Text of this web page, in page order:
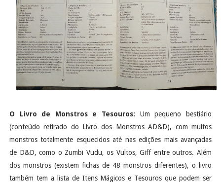
O Livro de Monstros e Tesouros: Um pequeno bestiário
(conteúdo retirado do Livro dos Monstros AD&D), com muitos
monstros totalmente esquecidos até nas edições mais avançadas
de D&D, como o Zumbi Vudu, os Vultos, Giff entre outros. Além
dos monstros (existem fichas de 48 monstros diferentes), o livro
também tem a lista de Itens Mágicos e Tesouros que podem ser